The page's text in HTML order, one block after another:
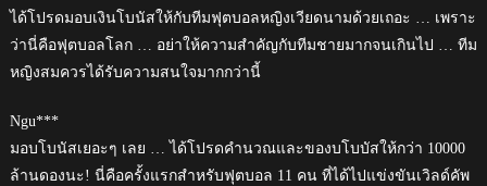
ได้โปรดมอบเงินโบนัสให้กับทีมฟุตบอลหญิงเวียดนามด้วยเถอะ … เพราะ
ว่านี่คือฟุตบอลโลก … อย่าให้ความสำคัญกับทีมชายมากจนเกินไป … ทีม
หญิงสมควรได้รับความสนใจมากกว่านี้
Ngu***
มอบโบนัสเยอะๆ เลย … ได้โปรดคำนวณและของบโบบัสให้กว่า 10000
ล้านดองนะ! นี่คือครั้งแรกสำหรับฟุตบอล 11 คน ที่ได้ไปแข่งขันเวิลด์คัพ